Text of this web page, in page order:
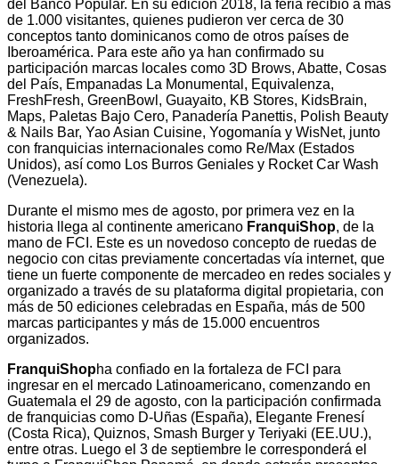
del Banco Popular. En su edición 2018, la feria recibió a más
de 1.000 visitantes, quienes pudieron ver cerca de 30
conceptos tanto dominicanos como de otros países de
Iberoamérica. Para este año ya han confirmado su
participación marcas locales como 3D Brows, Abatte, Cosas
del País, Empanadas La Monumental, Equivalenza,
FreshFresh, GreenBowl, Guayaito, KB Stores, KidsBrain,
Maps, Paletas Bajo Cero, Panadería Panettis, Polish Beauty
& Nails Bar, Yao Asian Cuisine, Yogomanía y WisNet, junto
con franquicias internacionales como Re/Max (Estados
Unidos), así como Los Burros Geniales y Rocket Car Wash
(Venezuela).
Durante el mismo mes de agosto, por primera vez en la
historia llega al continente americano FranquiShop, de la
mano de FCI. Este es un novedoso concepto de ruedas de
negocio con citas previamente concertadas vía internet, que
tiene un fuerte componente de mercadeo en redes sociales y
organizado a través de su plataforma digital propietaria, con
más de 50 ediciones celebradas en España, más de 500
marcas participantes y más de 15.000 encuentros
organizados.
FranquiShopha confiado en la fortaleza de FCI para
ingresar en el mercado Latinoamericano, comenzando en
Guatemala el 29 de agosto, con la participación confirmada
de franquicias como D-Uñas (España), Elegante Frenesí
(Costa Rica), Quiznos, Smash Burger y Teriyaki (EE.UU.),
entre otras. Luego el 3 de septiembre le corresponderá el